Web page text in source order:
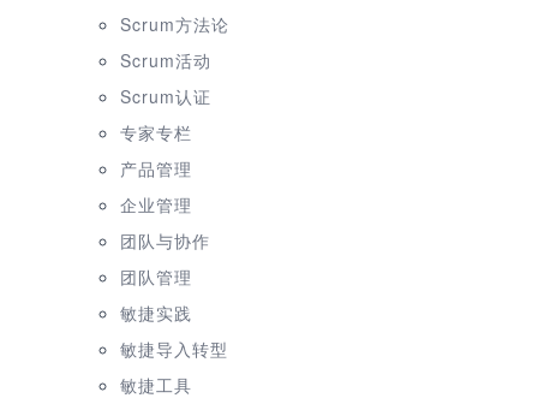
Scrum方法论
Scrum活动
Scrum认证
专家专栏
产品管理
企业管理
团队与协作
团队管理
敏捷实践
敏捷导入转型
敏捷工具